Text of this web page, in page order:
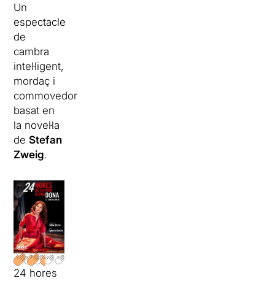
Un
espectacle
de
cambra
intel·ligent,
mordaç i
commovedor
basat en
la novel·la
deStefan
Zweig.
24 hores